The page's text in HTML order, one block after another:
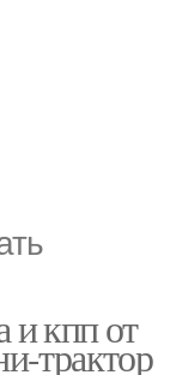
и кпп от
трактор